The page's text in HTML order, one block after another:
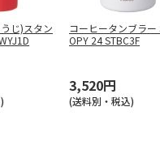
じ)スタン
コーヒータンブラー
OPY 24 STBC3F
3,520円
(送料別・税込)